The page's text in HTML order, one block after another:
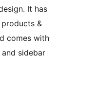
It has
&
comes with
sidebar